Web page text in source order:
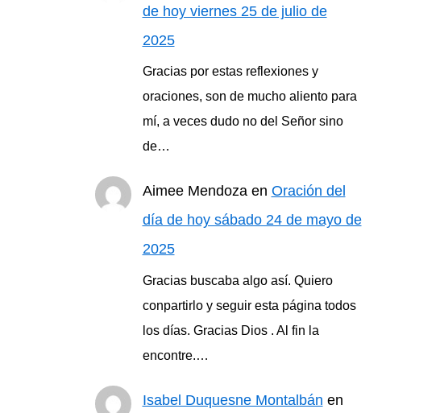
de hoy viernes 25 de julio de
2025
Gracias por estas reflexiones y
oraciones, son de mucho aliento para
mí, a veces dudo no del Señor sino
de…
Aimee Mendozaen Oración del
día de hoy sábado 24 de mayo de
2025
Gracias buscaba algo así. Quiero
conpartirlo y seguir esta página todos
los días. Gracias Dios . Al fin la
encontre.…
Isabel Duquesne Montalbán en